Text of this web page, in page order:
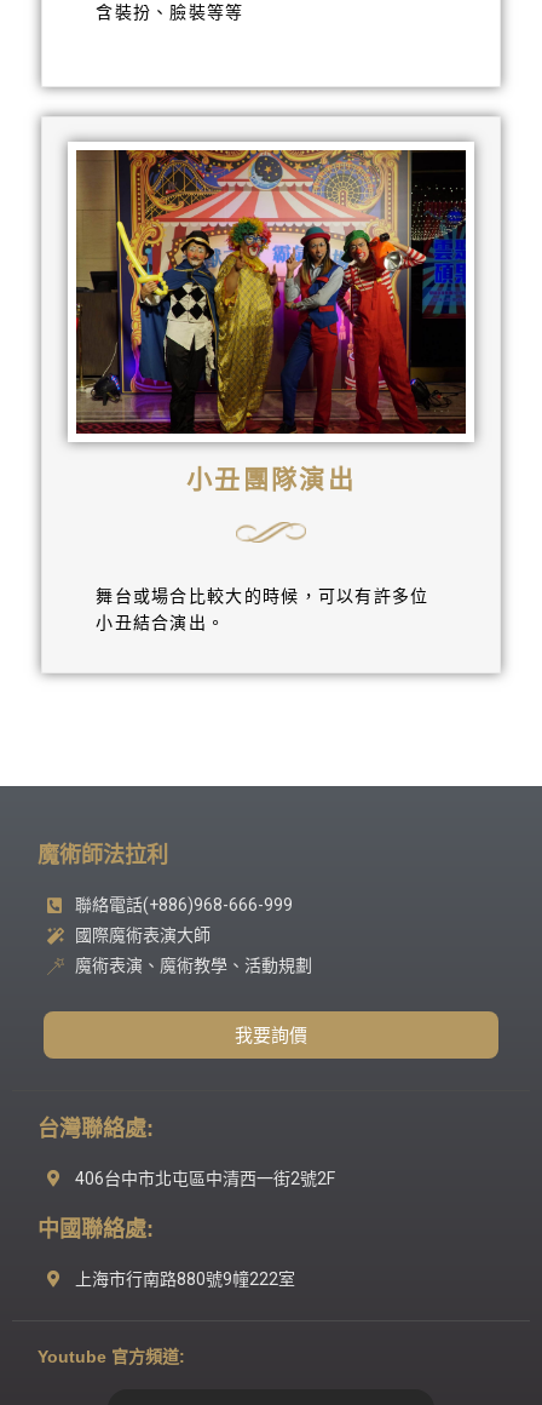
含裝扮、臉裝等等
小丑團隊演出
舞台或場合比較大的時候，可以有許多位
小丑結合演出。
魔術師法拉利
聯絡電話(+886)968-666-999
國際魔術表演大師
魔術表演、魔術教學、活動規劃
我要詢價
台灣聯絡處:
406台中市北屯區中清西一街2號2F
中國聯絡處:
上海市行南路880號9幢222室
Youtube 官方頻道: